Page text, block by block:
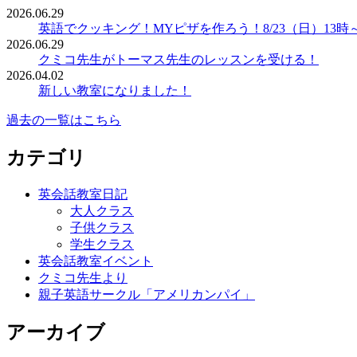
2026.06.29
英語でクッキング！MYピザを作ろう！8/23（日）13時
2026.06.29
クミコ先生がトーマス先生のレッスンを受ける！
2026.04.02
新しい教室になりました！
過去の一覧はこちら
カテゴリ
英会話教室日記
大人クラス
子供クラス
学生クラス
英会話教室イベント
クミコ先生より
親子英語サークル「アメリカンパイ」
アーカイブ